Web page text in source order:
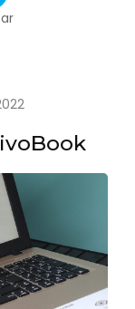
zu
Jahressicherung